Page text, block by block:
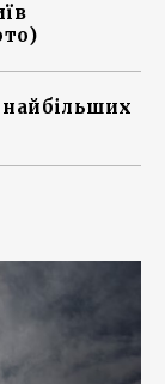
найбільших